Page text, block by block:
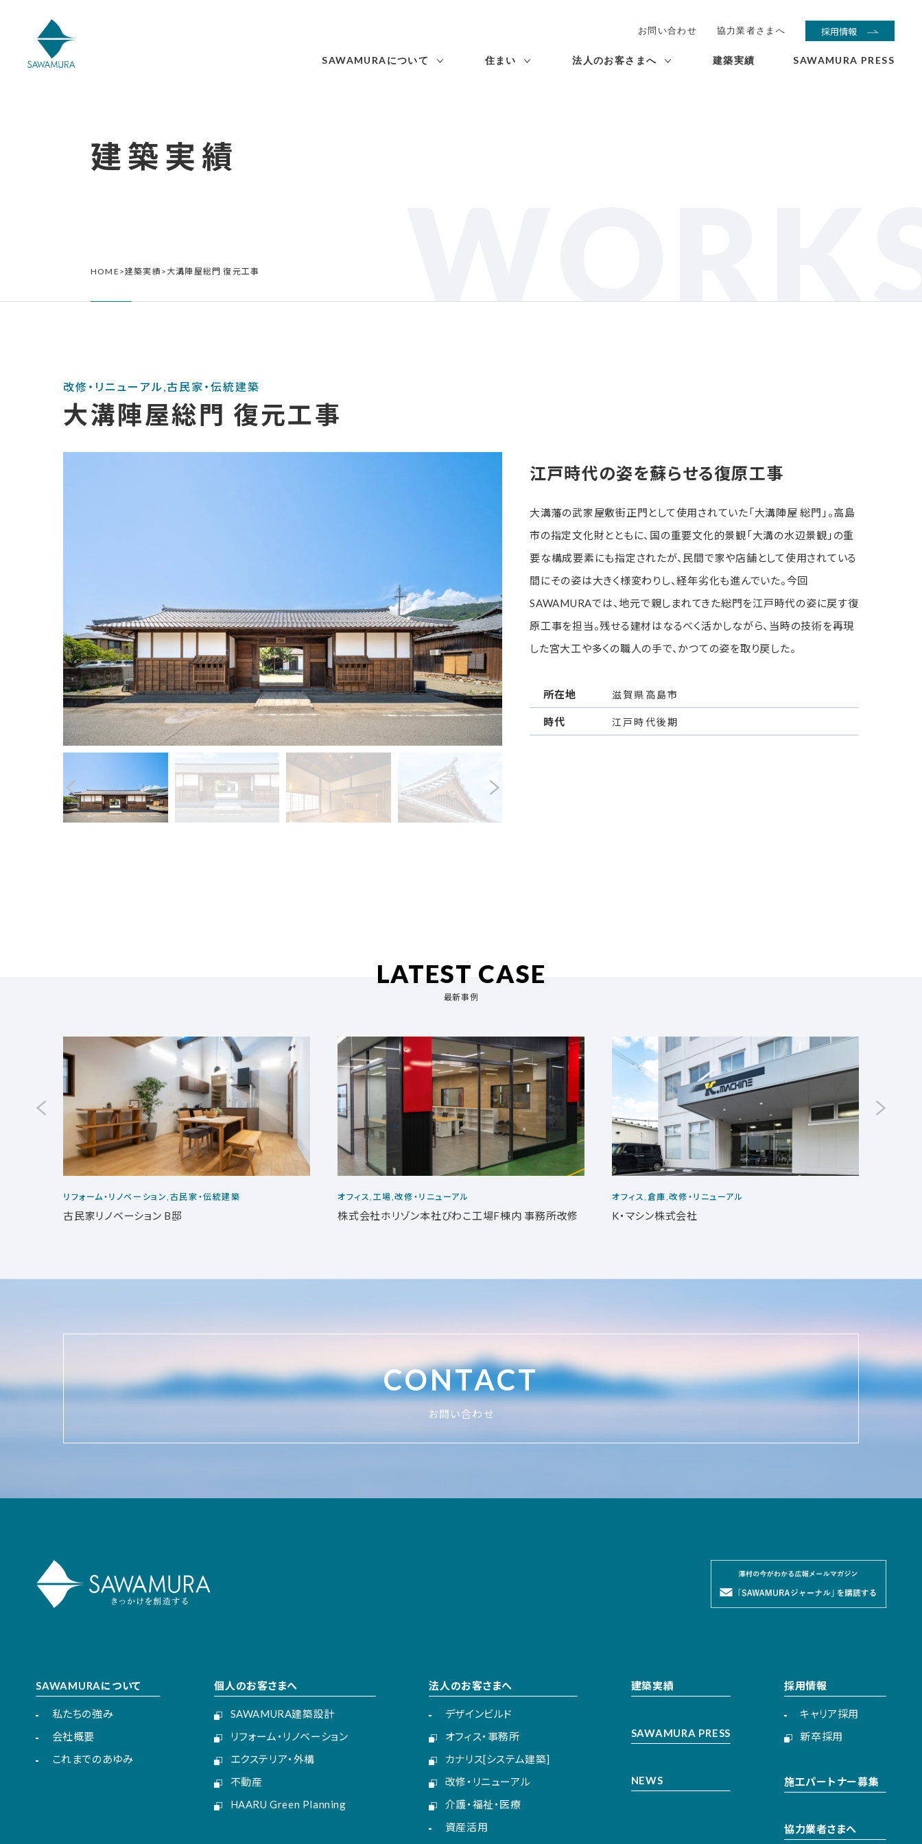
お問い合わせ 協力業者さまへ 採用情報
SAWAMURAについて 住まい 法人のお客さまへ 建築実績 SAWAMURA PRESS
建築実績
HOME >建築実績 > 大溝陣屋総門 復元工事
改修・リニューアル,古民家・伝統建築
大溝陣屋総門 復元工事
江戸時代の姿を蘇らせる復原工事
大溝藩の武家屋敷街正門として使用されていた「大溝陣屋 総門」。高島
市の指定文化財とともに、国の重要文化的景観「大溝の水辺景観」の重
要な構成要素にも指定されたが、民間で家や店舗として使用されている
間にその姿は大きく様変わりし、経年劣化も進んでいた。今回
SAWAMURAでは、地元で親しまれてきた総門を江戸時代の姿に戻す復
原工事を担当。残せる建材はなるべく活かしながら、当時の技術を再現
した宮大工や多くの職人の手で、かつての姿を取り戻した。
所在地 滋賀県高島市
時代 江戸時代後期
LATEST CASE
最新事例
リフォーム・リノベーション,古民家・伝統建築
古民家リノベーション B邸
オフィス,工場,改修・リニューアル
株式会社ホリゾン本社びわこ工場F棟内 事務所改修
オフィス,倉庫,改修・リニューアル
K・マシン株式会社
CONTACT
お問い合わせ
SAWAMURAについて
私たちの強み
会社概要
これまでのあゆみ
個人のお客さまへ
SAWAMURA建築設計
リフォーム・リノベーション
エクステリア・外構
不動産
HAARU Green Planning
法人のお客さまへ
デザインビルド
オフィス・事務所
カナリス[システム建築]
改修・リニューアル
介護・福祉・医療
資産活用
建築実績
SAWAMURA PRESS
NEWS
採用情報
キャリア採用
新卒採用
施工パートナー募集
協力業者さまへ